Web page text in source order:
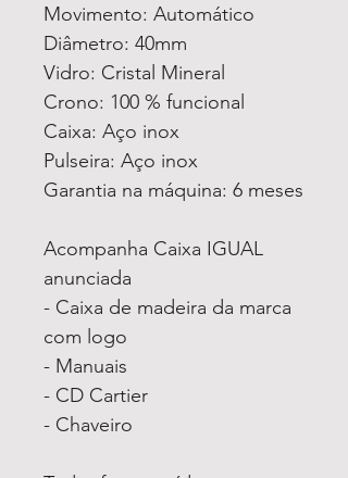
Movimento: Automático
Diâmetro: 40mm
Vidro: Cristal Mineral
Crono: 100 % funcional
Caixa: Aço inox
Pulseira: Aço inox
Garantia na máquina: 6 meses
Acompanha Caixa IGUAL
anunciada
- Caixa de madeira da marca
com logo
- Manuais
- CD Cartier
- Chaveiro